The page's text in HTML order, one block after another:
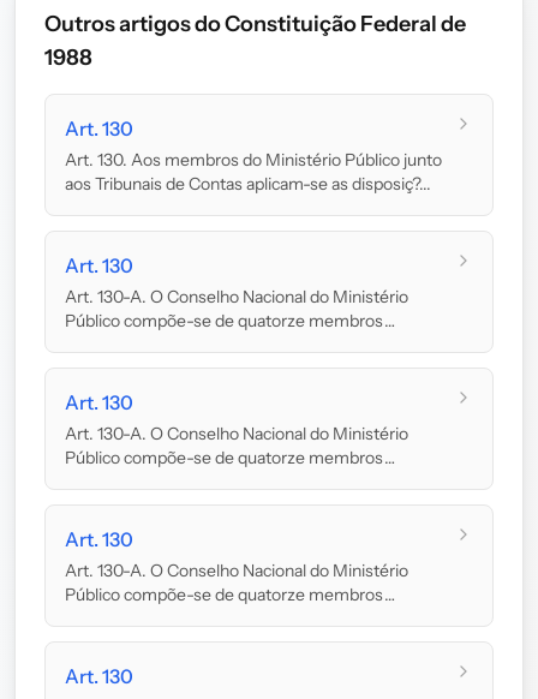
Outros artigos do Constituição Federal de
1988
Art. 130
Art. 130. Aos membros do Ministério Público junto
aos Tribunais de Contas aplicam-se as disposiç?...
Art. 130
Art. 130-A. O Conselho Nacional do Ministério
Público compõe-se de quatorze membros
Art. 130
Art. 130-A. O Conselho Nacional do Ministério
Público compõe-se de quatorze membros
Art. 130
Art. 130-A. O Conselho Nacional do Ministério
Público compõe-se de quatorze membros
Art. 130